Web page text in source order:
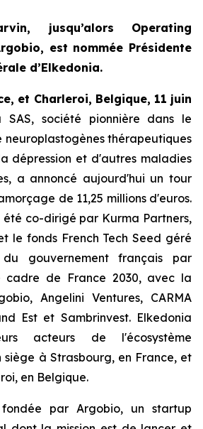
jusqu’alors Operating
est nommée Présidente
d’Elkedonia.
et Charleroi, Belgique, 11 juin
SAS, société pionnière dans le
neuroplastogènes thérapeutiques
dépression et d'autres maladies
a annoncé aujourd'hui un tour
de 11,25 millions d'euros.
co-dirigé par Kurma Partners,
le fonds French Tech Seed géré
gouvernement français par
cadre de France 2030, avec la
Angelini Ventures, CARMA
Est et Sambrinvest. Elkedonia
acteurs de l'écosystème
siège à Strasbourg, en France, et
en Belgique.
par Argobio, un startup